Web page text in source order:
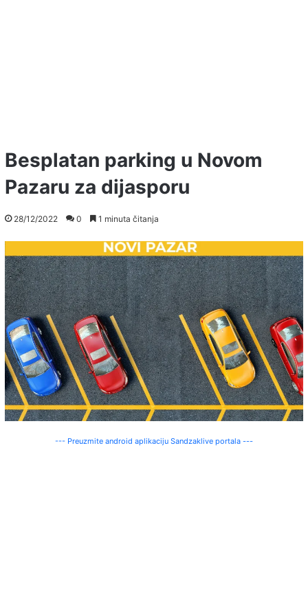
Besplatan parking u Novom
Pazaru za dijasporu
28/12/2022 0 1 minuta čitanja
--- Preuzmite android aplikaciju Sandzaklive portala ---